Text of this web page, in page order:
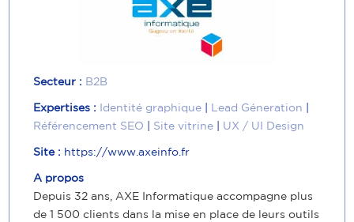
Secteur : B2B
Expertises : Identité graphique| Lead Géneration
Référencement SEO
Site vitrine| UX / UI Design
Site : https://www.axeinfo.fr
A propos
Depuis 32 ans, AXE Informatique accompagne plus
de 1 500 clients dans la mise en place de leurs outils